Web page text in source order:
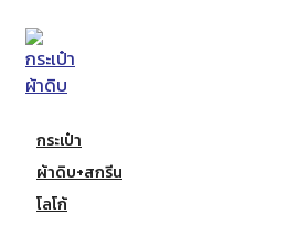
กระเป๋า
ผ้าดิบ+สกรีน
โลโก้